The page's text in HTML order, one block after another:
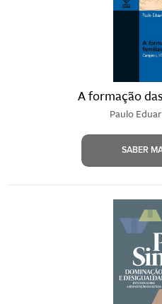
A formação
Paulo
SABER